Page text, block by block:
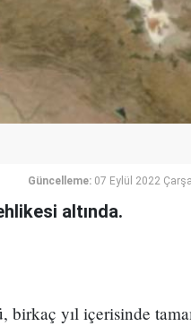
Güncelleme: 07 Eylül 2022
altında.
birkaç yıl içerisinde